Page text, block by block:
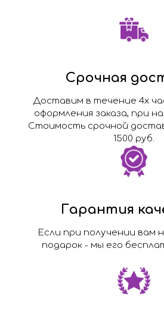
Срочная
Доставим в течение 4х
оформления заказа, при
Стоимость срочной
1500 руб.
Гарантия
Если при получении вам
подарок - мы его